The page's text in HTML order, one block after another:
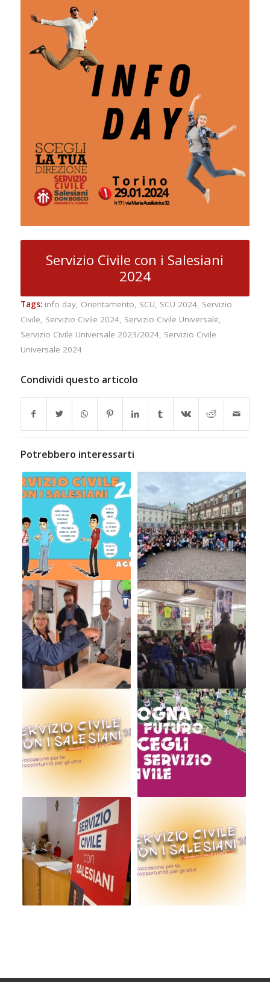
Servizio Civile con i Salesiani
2024
Tags: info day, Orientamento, SCU, SCU 2024, Servizio
Civile, Servizio Civile 2024, Servizio Civile Universale,
Servizio Civile Universale 2023/2024, Servizio Civile
Universale 2024
Condividi questo articolo
Potrebbero interessarti